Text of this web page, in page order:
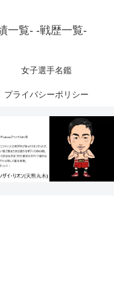
一覧- -戦歴一覧-
女子選手名鑑
プライバシーポリシー